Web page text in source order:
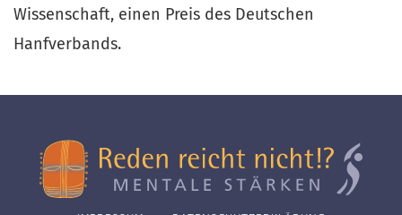
Wissenschaft, einen Preis des Deutschen
Hanfverbands.